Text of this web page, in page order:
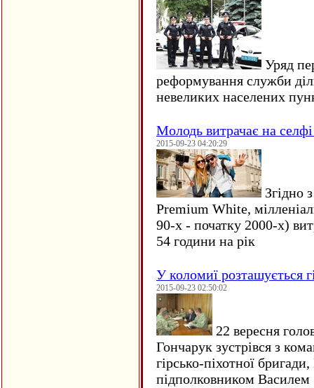
Уряд
реформування служби
невеликих населених
Молодь витрачає на
2015-09-23 04:20:29
Згідно
Premium White,
90-х - початку 2000-х)
54 години на рік
У коломиї розташується
2015-09-23 02:50:02
22 вересня
Гончарук зустрівся з
гірсько-піхотної
підполковником